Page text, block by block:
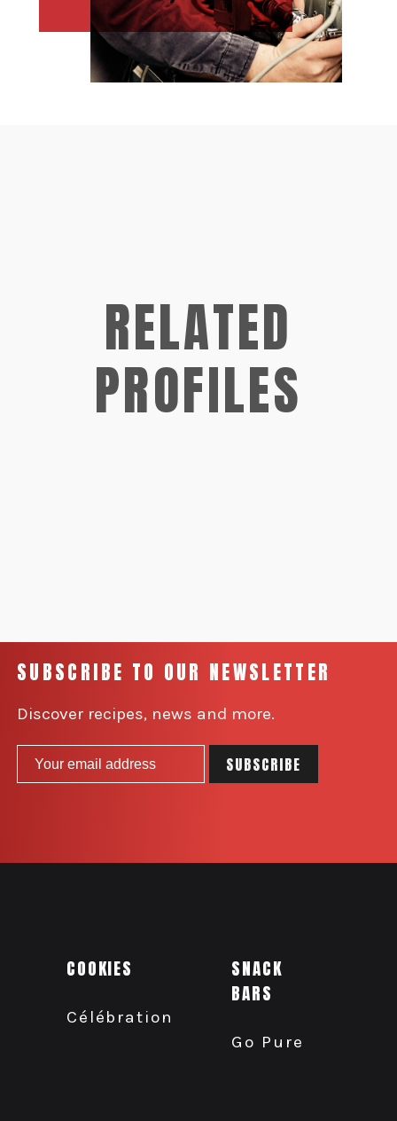
RELATED
PROFILES
SUBSCRIBE TO OUR NEWSLETTER
Discover recipes, news and more.
COOKIES
Célébration
SNACK
BARS
Go Pure